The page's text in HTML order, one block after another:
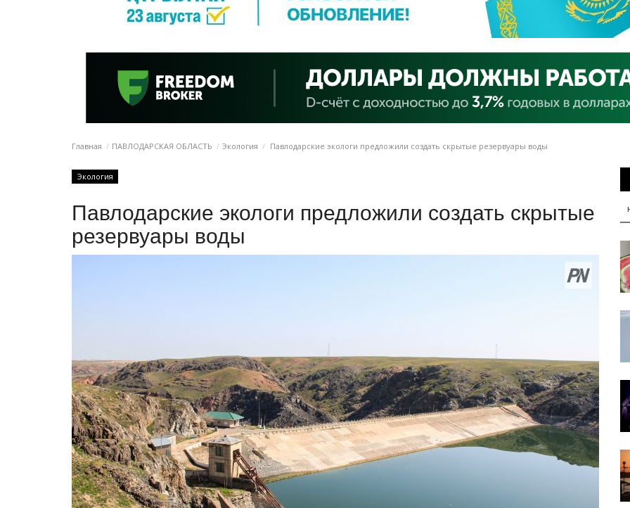
Главная ПАВЛОДАРСКАЯ ОБЛАСТЬ Экология Павлодарские экологи предложили создать скрытые резервуары воды
Экология
Павлодарские экологи предложили создать скрытые
резервуары воды